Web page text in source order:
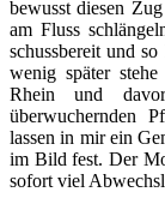
bewusst diesen
am Fluss
schussbereit und
wenig später
Rhein und
überwuchernden
lassen in mir ein
im Bild fest. Der
sofort viel